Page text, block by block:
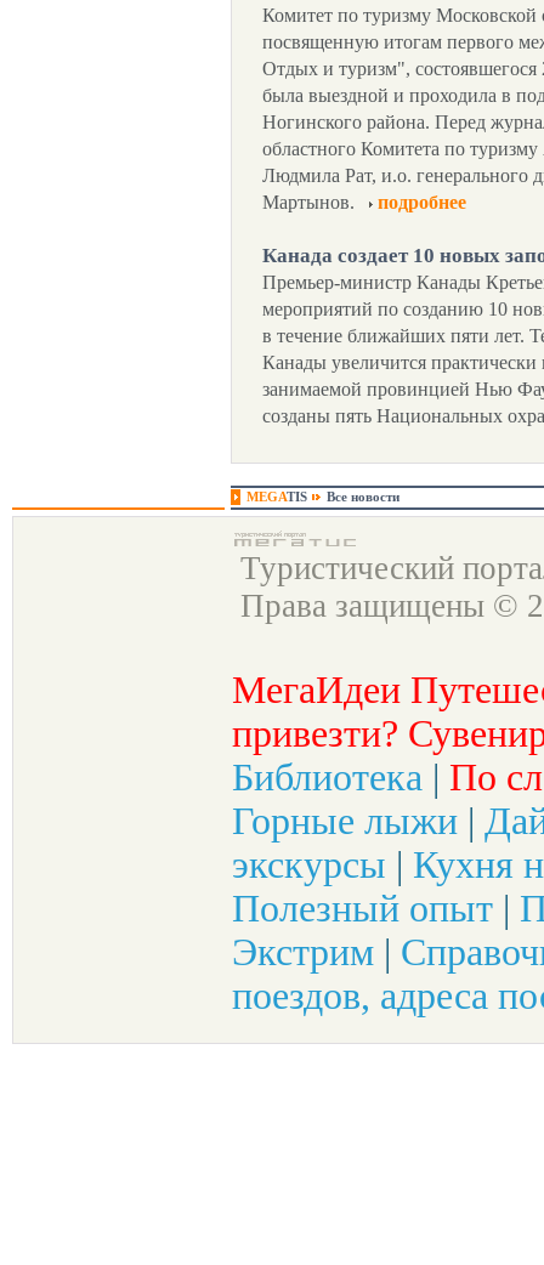
Комитет по туризму
посвященную итогам первого
Отдых и туризм", состоявшегося
была выездной и проходила в
Ногинского района. Перед
областного Комитета по
Людмила Рат, и.о. генерального
Мартынов.
подробнее
Канада создает 10 новых
Премьер-министр Канады
мероприятий по созданию 10
в течение ближайших пяти лет.
Канады увеличится
занимаемой провинцией Нью
созданы пять Национальных
MEGATIS Все новости
Туристический
Права защищены ©
МегаИдеи
привезти?
Библиотека | По
Горные лыжи |
экскурсы | Кухня
Полезный опыт |
Экстрим |
поездов, адреса